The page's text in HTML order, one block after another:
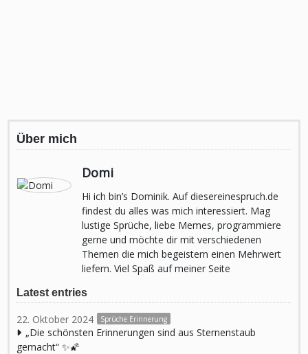
Über mich
Domi
Hi ich bin’s Dominik. Auf diesereinespruch.de
findest du alles was mich interessiert. Mag
lustige Sprüche, liebe Memes, programmiere
gerne und möchte dir mit verschiedenen
Themen die mich begeistern einen Mehrwert
liefern. Viel Spaß auf meiner Seite
Latest entries
22. Oktober 2024 Sprüche Erinnerung
„Die schönsten Erinnerungen sind aus Sternenstaub
gemacht“ ✨🌠